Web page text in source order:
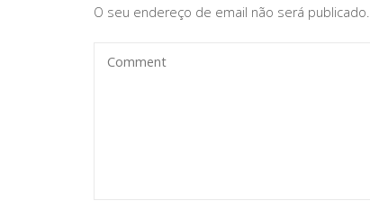
O seu endereço de email não será publicado.